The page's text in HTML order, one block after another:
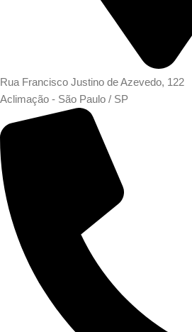
Rua Francisco Justino de Azevedo, 122
Aclimação - São Paulo / SP